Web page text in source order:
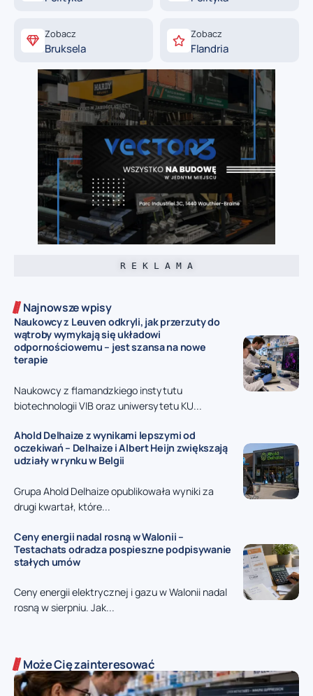
Zobacz
Bruksela
Zobacz
Flandria
R E K L A M A
Najnowsze wpisy
Naukowcy z Leuven odkryli, jak przerzuty do
wątroby wymykają się układowi
odpornościowemu – jest szansa na nowe
terapie
Naukowcy z flamandzkiego instytutu
biotechnologii VIB oraz uniwersytetu KU...
Ahold Delhaize z wynikami lepszymi od
oczekiwań – Delhaize i Albert Heijn zwiększają
udziały w rynku w Belgii
Grupa Ahold Delhaize opublikowała wyniki za
drugi kwartał, które...
Ceny energii nadal rosną w Walonii –
Testachats odradza pospieszne podpisywanie
stałych umów
Ceny energii elektrycznej i gazu w Walonii nadal
rosną w sierpniu. Jak...
Może Cię zainteresować